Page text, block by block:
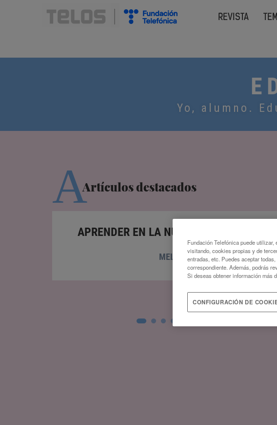
REVISTA
Yo, alumno.
AArtículos destacados
APRENDER EN LA NUEVA ALEJANDRÍA
MELINA FURMAN
VER ARTÍCULOS
Fundación Telefónica puede
visitando, cookies propias y de
entradas, etc. Puedes aceptar
correspondiente. Además, podrás
Si deseas obtener información más
CONFIGURACIÓN DE